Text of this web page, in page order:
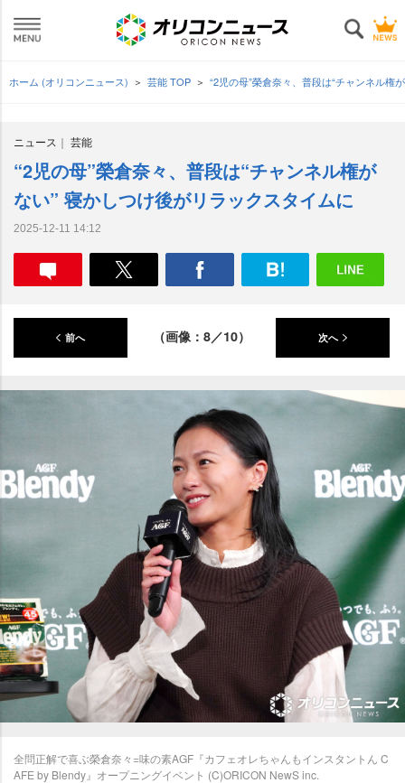
ホーム (オリコンニュース) 芸能 TOP “2児の母”榮倉奈々、普段は“チャンネル
ニュース 芸能
“2児の母”榮倉奈々、普段は“チャンネル権が
ない” 寝かしつけ後がリラックスタイムに
2025-12-11 14:12
前へ （画像：8／10） 次へ
全問正解で喜ぶ榮倉奈々=味の素AGF『カフェオレちゃんもインスタントん C
AFE by Blendy』オープニングイベント (C)ORICON NewS inc.